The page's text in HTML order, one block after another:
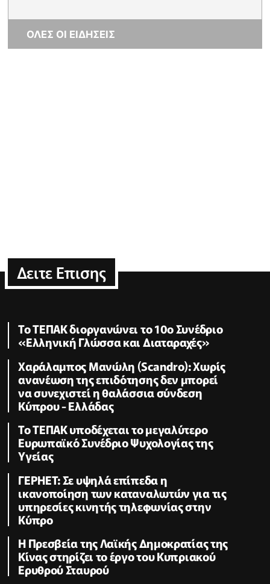
ΟΛΕΣ ΟΙ ΕΙΔΗΣΕΙΣ
Δειτε Επισης
Το ΤΕΠΑΚ διοργανώνει το 10ο Συνέδριο
«Ελληνική Γλώσσα και Διαταραχές»
Χαράλαμπος Μανώλη (Scandro): Χωρίς
ανανέωση της επιδότησης δεν μπορεί
να συνεχιστεί η θαλάσσια σύνδεση
Κύπρου - Ελλάδας
Το ΤΕΠΑΚ υποδέχεται το μεγαλύτερο
Ευρωπαϊκό Συνέδριο Ψυχολογίας της
Υγείας
ΓΕΡΗΕΤ: Σε υψηλά επίπεδα η
ικανοποίηση των καταναλωτών για τις
υπηρεσίες κινητής τηλεφωνίας στην
Κύπρο
Η Πρεσβεία της Λαϊκής Δημοκρατίας της
Κίνας στηρίζει το έργο του Κυπριακού
Ερυθρού Σταυρού